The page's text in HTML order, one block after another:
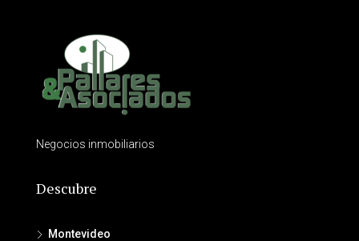
Negocios inmobiliarios
Descubre
Montevideo